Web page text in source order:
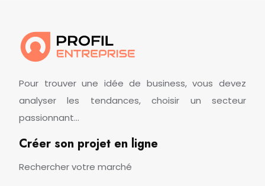
Pour trouver une idée de business, vous devez
analyser les tendances, choisir un secteur
passionnant…
Créer son projet en ligne
Rechercher votre marché